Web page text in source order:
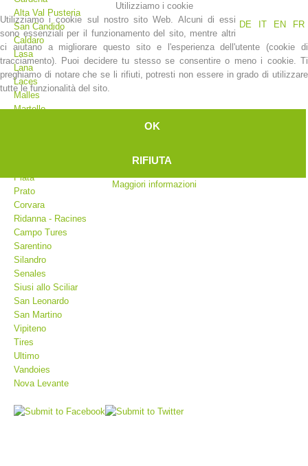
La storia
Stazioni del soccorso alpino
Alta Val Pusteria
San Candido
Caldaro
Lasa
Lana
Laces
Malles
Martello
Plata
Prato
Corvara
Ridanna - Racines
Campo Tures
Sarentino
Silandro
Senales
Siusi allo Sciliar
San Leonardo
San Martino
Vipiteno
Tires
Ultimo
Vandoies
Nova Levante
Utilizziamo i cookie
DE
IT EN FR
Utilizziamo i cookie sul nostro sito Web. Alcuni di essi
sono essenziali per il funzionamento del sito, mentre altri
ci aiutano a migliorare questo sito e l'esperienza dell'utente (cookie di
tracciamento). Puoi decidere tu stesso se consentire o meno i cookie. Ti
preghiamo di notare che se li rifiuti, potresti non essere in grado di utilizzare
tutte le funzionalità del sito.
OK
RIFIUTA
Maggiori informazioni